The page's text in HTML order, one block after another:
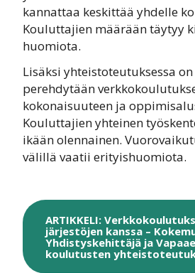
kannattaa keskittää yhdelle
Kouluttajien määrään täytyy
huomiota.
Lisäksi yhteistoteutuksessa
perehdytään
kokonaisuuteen ja
Kouluttajien yhteinen
ikään olennainen.
välillä vaatii erityishuomiota.
ARTIKKELI:
järjestöjen kanssa –
Yhdistyskehittäjä ja
koulutusten